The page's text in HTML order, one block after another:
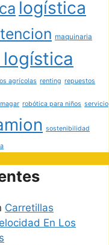
logística
maquinaria
agrícolas renting repuestos
robótica para niños servicio
sostenibilidad
Carretillas
En Los